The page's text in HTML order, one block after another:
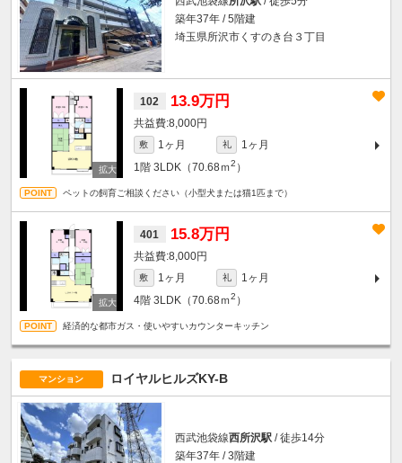
築年37年 / 5階建
埼玉県所沢市くすのき台３丁目
102 13.9万円
8,000円
敷 1ヶ月 礼
1ヶ月
1階 3LDK（70.68ｍ2 ）
ペットの飼育ご相談ください（小型犬または猫1匹まで）
401 15.8万円
8,000円
敷 1ヶ月 礼
1ヶ月
4階 3LDK（70.68ｍ2 ）
経済的な都市ガス・使いやすいカウンターキッチン
マンション ロイヤルヒルズKY-B
西武池袋線西所沢駅 / 徒歩14分
築年37年 / 3階建